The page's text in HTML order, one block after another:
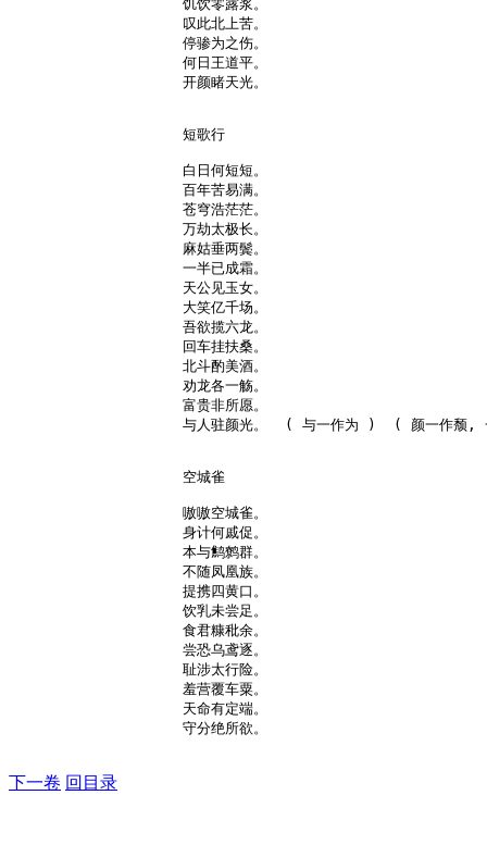
饥饮零露浆。
叹此北上苦。
停骖为之伤。
何日王道平。
开颜睹天光。
短歌行
白日何短短。
百年苦易满。
苍穹浩茫茫。
万劫太极长。
麻姑垂两鬓。
一半已成霜。
天公见玉女。
大笑亿千场。
吾欲揽六龙。
回车挂扶桑。
北斗酌美酒。
劝龙各一觞。
富贵非所愿。
与人驻颜光。  ( 与一作为 )  ( 颜一作颓,
空城雀
嗷嗷空城雀。
身计何戚促。
本与鹪鹩群。
不随凤凰族。
提携四黄口。
饮乳未尝足。
食君糠秕余。
尝恐乌鸢逐。
耻涉太行险。
羞营覆车粟。
天命有定端。
守分绝所欲。
下一卷 回目录